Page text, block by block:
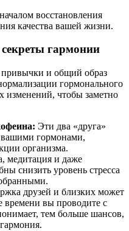
восстановления
качества вашей жизни.
гармонии
привычки и общий образ
гормонального
изменений, чтобы заметно
Эти два «друга»
вашими гормонами,
организма.
медитация и даже
снизить уровень стресса
друзей и близких может
времени вы проводите с
тем больше шансов,